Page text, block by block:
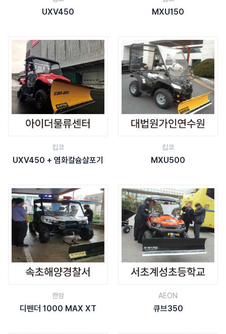
UXV450 MXU150
킴코
UXV450 + 염화칼슘살포기
킴코
MXU500
캔암
디펜더 1000 MAX XT
AEON
큐브350